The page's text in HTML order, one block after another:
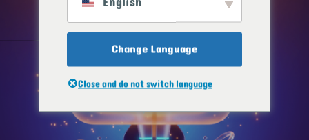
Change Language
Close and do not switch language